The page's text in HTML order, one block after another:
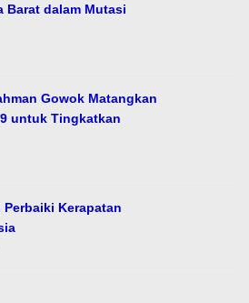
Barat dalam Mutasi
Gowok Matangkan
untuk Tingkatkan
Kerapatan